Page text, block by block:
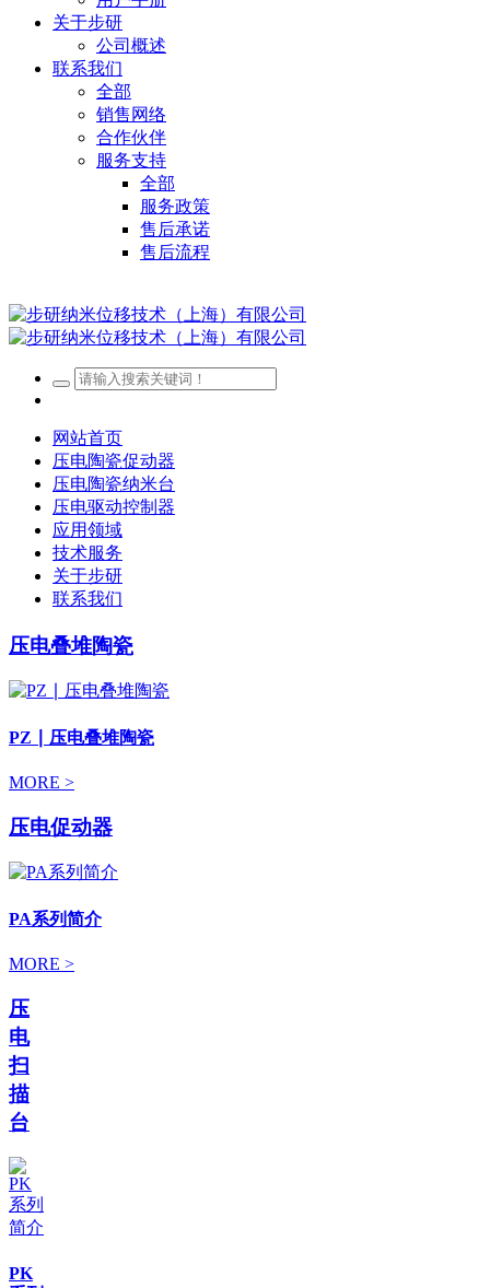
关于步研
公司概述
联系我们
全部
销售网络
合作伙伴
服务支持
全部
服务政策
售后承诺
售后流程
网站首页
压电陶瓷促动器
压电陶瓷纳米台
压电驱动控制器
应用领域
技术服务
关于步研
联系我们
压电叠堆陶瓷
PZ ∣ 压电叠堆陶瓷
MORE >
压电促动器
PA系列简介
MORE >
压
电
扫
描
台
PK